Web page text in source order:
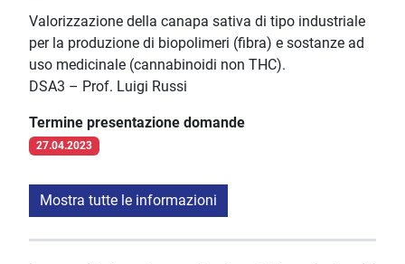
Valorizzazione della canapa sativa di tipo industriale
per la produzione di biopolimeri (fibra) e sostanze ad
uso medicinale (cannabinoidi non THC).
DSA3 – Prof. Luigi Russi
Termine presentazione domande
27.04.2023
Mostra tutte le informazioni